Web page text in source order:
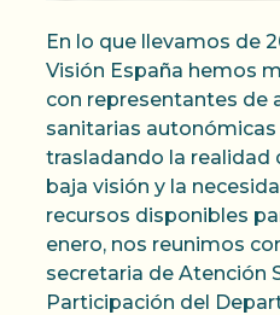
En lo que llevamos de
Visión España hemos
con representantes de
sanitarias autonómicas
trasladando la realidad
baja visión y la
recursos disponibles
enero, nos reunimos
secretaria de Atención
Participación del